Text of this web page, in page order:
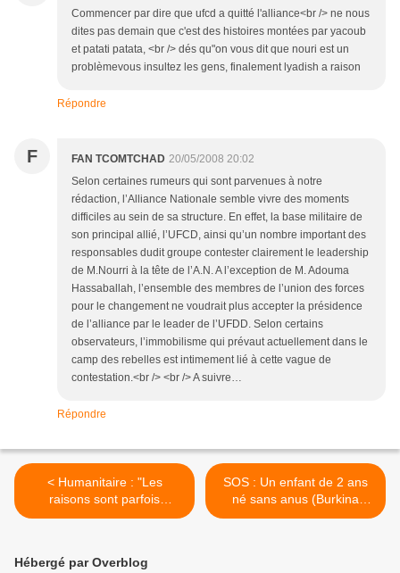
Commencer par dire que ufcd a quitté l'alliance<br /> ne nous
dites pas demain que c'est des histoires montées par yacoub
et patati patata, <br /> dés qu"on vous dit que nouri est un
problèmevous insultez les gens, finalement lyadish a raison
Répondre
F FAN TCOMTCHAD 20/05/2008 20:02
Selon certaines rumeurs qui sont parvenues à notre
rédaction, l’Alliance Nationale semble vivre des moments
difficiles au sein de sa structure. En effet, la base militaire de
son principal allié, l’UFCD, ainsi qu’un nombre important des
responsables dudit groupe contester clairement le leadership
de M.Nourri à la tête de l’A.N. A l’exception de M. Adouma
Hassaballah, l’ensemble des membres de l’union des forces
pour le changement ne voudrait plus accepter la présidence
de l’alliance par le leader de l’UFDD. Selon certains
observateurs, l’immobilisme qui prévaut actuellement dans le
camp des rebelles est intimement lié à cette vague de
contestation.<br /> <br /> A suivre…
Répondre
< Humanitaire : "Les
raisons sont parfois
beaucoup moins
SOS : Un enfant de 2 ans
né sans anus (Burkina
Faso) >
Hébergé par Overblog